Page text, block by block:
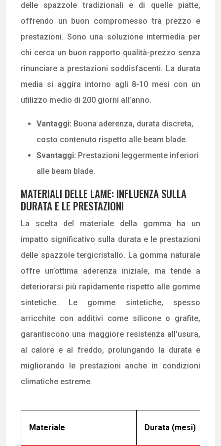
delle spazzole tradizionali e di quelle piatte,
offrendo un buon compromesso tra prezzo e
prestazioni. Sono una soluzione intermedia per
chi cerca un buon rapporto qualità-prezzo senza
rinunciare a prestazioni soddisfacenti. La durata
media si aggira intorno agli 8-10 mesi con un
utilizzo medio di 200 giorni all’anno.
Vantaggi: Buona aderenza, durata discreta,
costo contenuto rispetto alle beam blade.
Svantaggi: Prestazioni leggermente inferiori
alle beam blade.
MATERIALI DELLE LAME: INFLUENZA SULLA
DURATA E LE PRESTAZIONI
La scelta del materiale della gomma ha un
impatto significativo sulla durata e le prestazioni
delle spazzole tergicristallo. La gomma naturale
offre un’ottima aderenza iniziale, ma tende a
deteriorarsi più rapidamente rispetto alle gomme
sintetiche. Le gomme sintetiche, spesso
arricchite con additivi come silicone o grafite,
garantiscono una maggiore resistenza all’usura,
al calore e al freddo, prolungando la durata e
migliorando le prestazioni anche in condizioni
climatiche estreme.
Materiale Durata (mesi)